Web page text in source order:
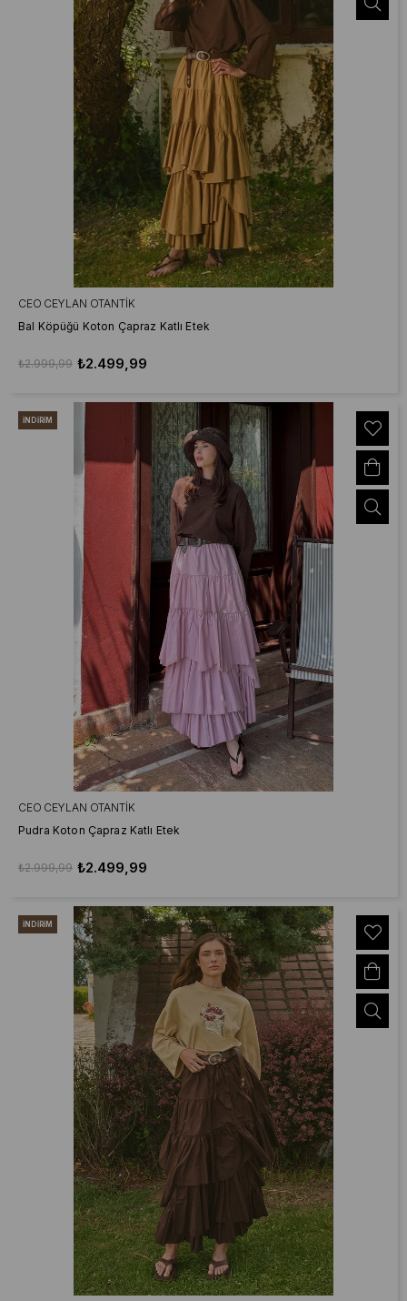
CEO CEYLAN OTANTIK
Bal Köpüğü Koton Çapraz Katlı Etek
₺2.499,99
₺2.999,99
CEO CEYLAN OTANTIK
Pudra Koton Çapraz Katlı Etek
₺2.499,99
₺2.999,99
İNDIRIM
İNDIRIM